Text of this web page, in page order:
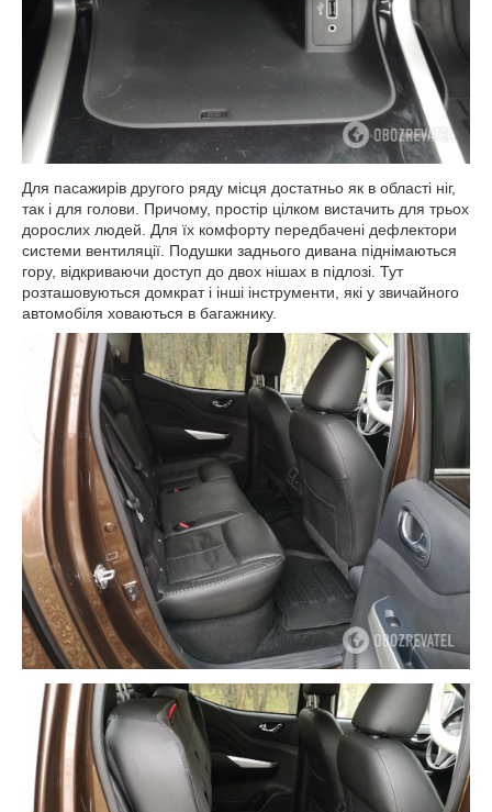
Для пасажирів другого ряду місця достатньо як в області ніг,
так і для голови. Причому, простір цілком вистачить для трьох
дорослих людей. Для їх комфорту передбачені дефлектори
системи вентиляції. Подушки заднього дивана піднімаються
гору, відкриваючи доступ до двох нішах в підлозі. Тут
розташовуються домкрат і інші інструменти, які у звичайного
автомобіля ховаються в багажнику.